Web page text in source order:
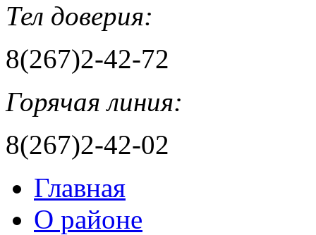
Тел доверия:
8(267)2-42-72
Горячая линия:
8(267)2-42-02
Главная
О районе